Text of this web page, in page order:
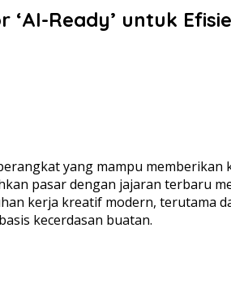
Ready’ untuk
yang mampu memberikan
pasar dengan jajaran terbaru
kerja kreatif modern, terutama
kecerdasan buatan.